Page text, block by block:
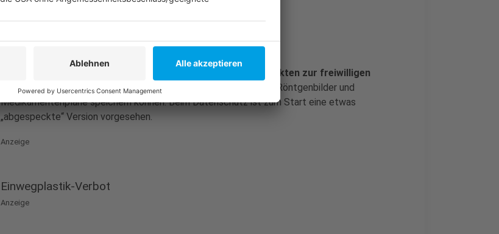
Elektronische Patientenakten zur freiwilligen
Nutzungangeboten werden. Sie sollen beispielsweise Befunde, Röntgenbilder und
Medikamentenpläne speichern können. Beim Datenschutz ist zum Start eine etwas
„abgespeckte“ Version vorgesehen.
Anzeige
Einwegplastik-Verbot
Anzeige